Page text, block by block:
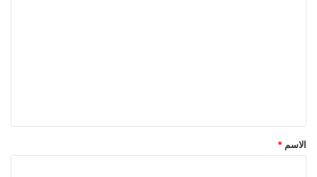
*
الاسم *